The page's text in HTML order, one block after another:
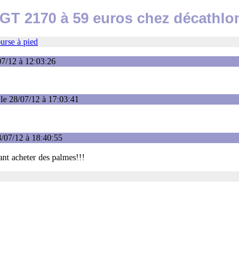
2170 à 59 euros chez
à pied
12 à 12:03:26
28/07/12 à 17:03:41
12 à 18:40:55
acheter des palmes!!!